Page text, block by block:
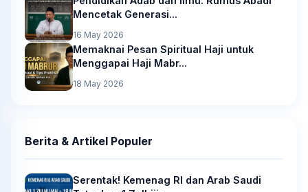
Mencetak Generasi...
16 May 2026
Memaknai Pesan Spiritual Haji untuk
Menggapai Haji Mabr...
18 May 2026
Berita & Artikel Populer
Serentak! Kemenag RI dan Arab Saudi